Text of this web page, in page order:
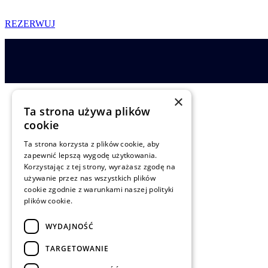
REZERWUJ
Siedlisko Milachowo
Rolbik 22H
89-634 Rolbik
info@milachowo.com
+48 59 724 77 50
+48 576 088 889
×
Ta strona używa plików
cookie
Ta strona korzysta z plików cookie, aby
zapewnić lepszą wygodę użytkowania.
Korzystając z tej strony, wyrażasz zgodę na
używanie przez nas wszystkich plików
cookie zgodnie z warunkami naszej polityki
plików cookie.
WYDAJNOŚĆ
TARGETOWANIE